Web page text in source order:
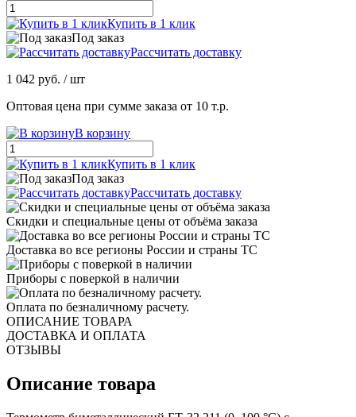
Купить в 1 клик
Под заказ
Рассчитать доставку
1 042 руб. / шт
Оптовая цена при сумме заказа от 10 т.р.
В корзину
Купить в 1 клик
Под заказ
Рассчитать доставку
Скидки и специальные цены от объёма заказа
Доставка во все регионы России и страны ТС
Приборы с поверкой в наличии
Оплата по безналичному расчету.
ОПИСАНИЕ ТОВАРА
ДОСТАВКА И ОПЛАТА
ОТЗЫВЫ
Описание товара